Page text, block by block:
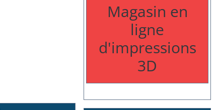
Magasin en
ligne
d'impressions
3D